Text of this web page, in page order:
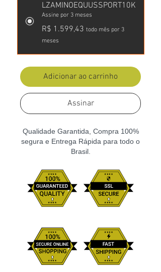
LZAMINOEQUUSSPORT10K
Assine por 3 meses
R$ 1.599,43 todo mês por 3
meses
Adicionar ao carrinho
Assinar
Qualidade Garantida, Compra 100%
segura e Entrega Rápida para todo o
Brasil.